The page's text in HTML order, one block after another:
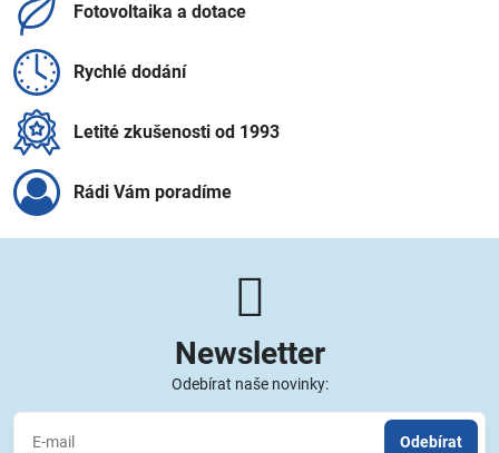
Fotovoltaika a dotace
Rychlé dodání
Letité zkušenosti od 1993
Rádi Vám poradíme
Newsletter
Odebírat naše novinky:
Odebírat